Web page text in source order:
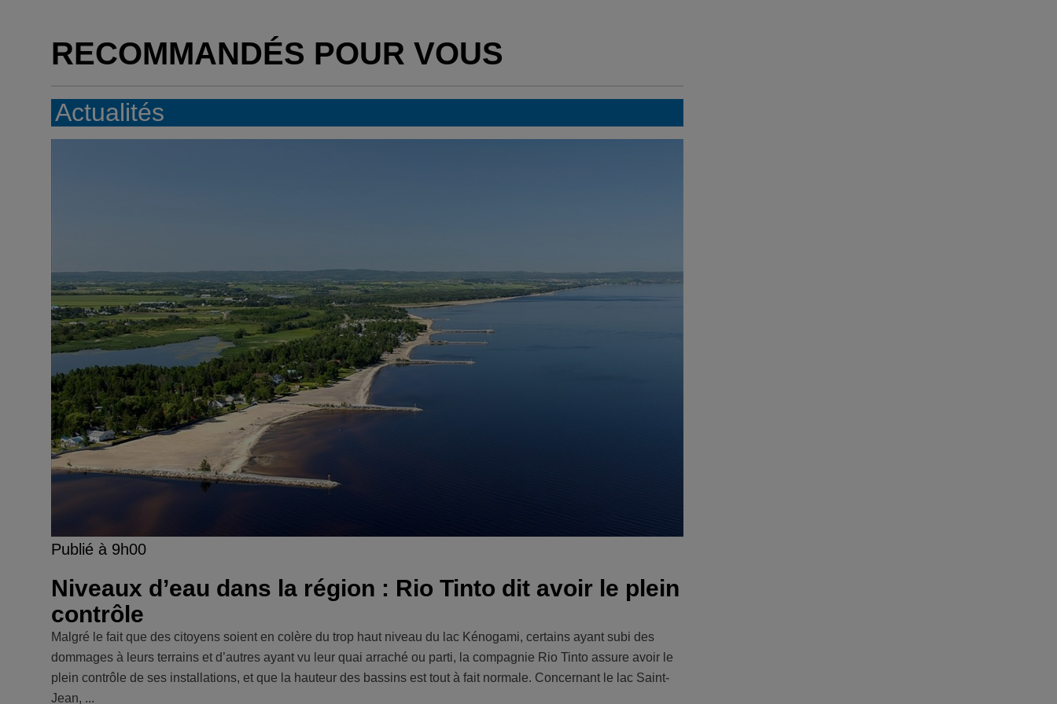
RECOMMANDÉS POUR VOUS
Actualités
Publié à 9h00
Niveaux d’eau dans la région : Rio Tinto dit avoir le plein
contrôle
Malgré le fait que des citoyens soient en colère du trop haut niveau du lac Kénogami, certains ayant subi des
dommages à leurs terrains et d’autres ayant vu leur quai arraché ou parti, la compagnie Rio Tinto assure avoir le
plein contrôle de ses installations, et que la hauteur des bassins est tout à fait normale. Concernant le lac Saint-
Jean, ...